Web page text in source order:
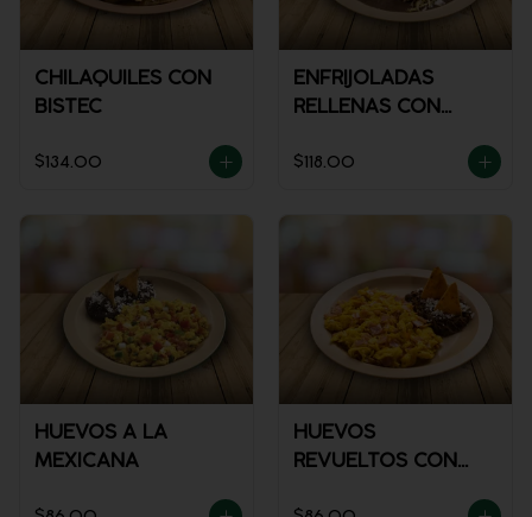
CHILAQUILES CON
BISTEC
$134.00
ENFRIJOLADAS
RELLENAS CON
$118.00
HUEVOS A LA
MEXICANA
HUEVOS
REVUELTOS CON